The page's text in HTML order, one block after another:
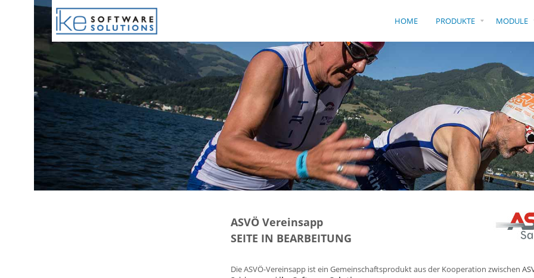
HOME PRODUKTE MODULE
ASVÖ Vereinsapp
SEITE IN BEARBEITUNG
Die ASVÖ-Vereinsapp ist ein Gemeinschaftsprodukt aus der Kooperation zwischen